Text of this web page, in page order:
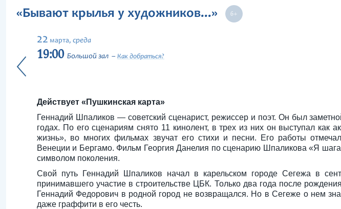
«Бывают крылья у художников...»
22 марта, среда
19:00 Большой зал Как добраться?
Действует «Пушкинская карта»
Геннадий Шпаликов — советский сценарист, режиссер и поэт. Он был
годах. По его сценариям снято 11 кинолент, в трех из них он выступал как
жизнь», во многих фильмах звучат его стихи и песни. Его работы
Венеции и Бергамо. Фильм Георгия Данелия по сценарию Шпаликова «Я
символом поколения.
Свой путь Геннадий Шпаликов начал в карельском городе Сегежа в
принимавшего участие в строительстве ЦБК. Только два года после
Геннадий Федорович в родной город не возвращался. Но в Сегеже о нем
даже граффити в его честь.